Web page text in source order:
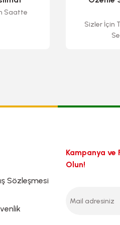
Saatte
Sizler İçin
Sözleşmesi
Kampanya ve
Olun!